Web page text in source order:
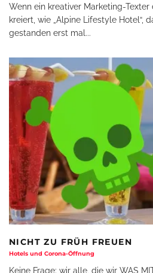
Wenn ein kreativer Marketing-
kreiert, wie „Alpine Lifestyle Hotel“,
gestanden erst mal...
NICHT ZU FRÜH FREUEN
Hotels und Corona-Öffnung
Keine Frage: wir alle, die wir WAS